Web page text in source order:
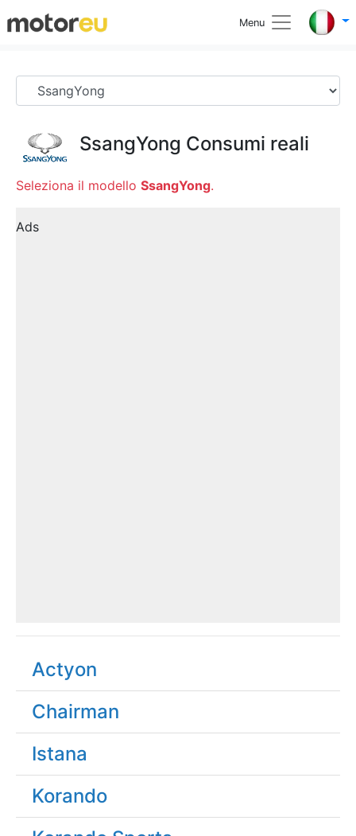
Menu
SsangYong Consumi reali
Seleziona il modello SsangYong.
Ads
Actyon
Chairman
Istana
Korando